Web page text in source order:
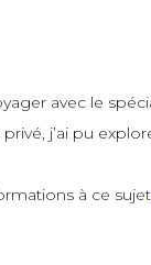
avec le
j’ai pu
à ce